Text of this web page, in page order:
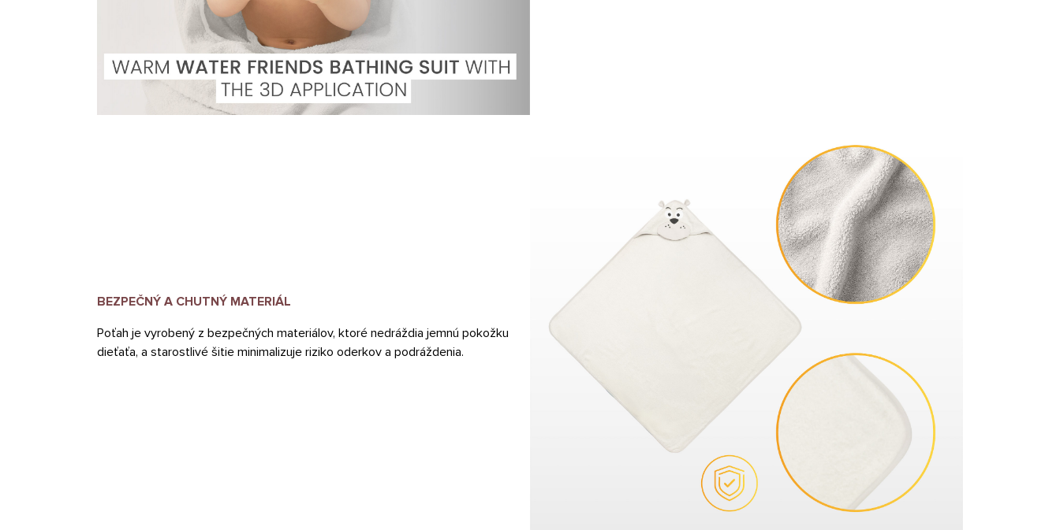
BEZPEČNÝ A CHUTNÝ MATERIÁL
Poťah je vyrobený z bezpečných materiálov, ktoré nedráždia jemnú pokožku
dieťaťa, a starostlivé šitie minimalizuje riziko oderkov a podráždenia.